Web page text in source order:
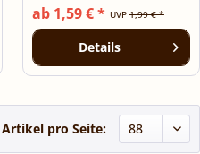
UVP 1,99 € *
ab 1,59 € *
Details
Artikel pro Seite: